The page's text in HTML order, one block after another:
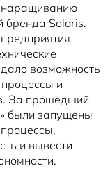
наращиванию
бренда Solaris.
возможность
и
За прошедший
были запущены
и вывести